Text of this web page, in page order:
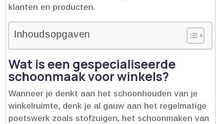
klanten en producten.​
Inhoudsopgaven
Wat is een gespecialiseerde
schoonmaak voor winkels?
Wanneer je denkt aan het schoonhouden van je
winkelruimte, denk je al gauw aan het regelmatige
poetswerk zoals stofzuigen, het schoonmaken van